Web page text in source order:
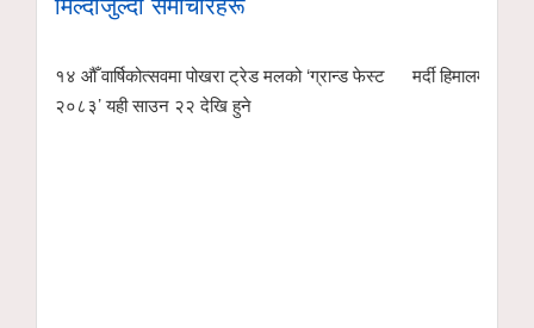
१४ औँ वार्षिकोत्सवमा पोखरा ट्रेड मलको ‘ग्रान्ड फेस्ट
२०८३’ यही साउन २२ देखि हुने
मर्दी हिमालमा